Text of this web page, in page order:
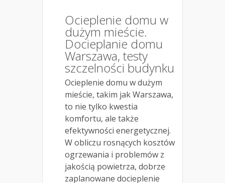
Ocieplenie domu w
dużym mieście.
Docieplanie domu
Warszawa, testy
szczelności budynku
Ocieplenie domu w dużym
mieście, takim jak Warszawa,
to nie tylko kwestia
komfortu, ale także
efektywności energetycznej.
W obliczu rosnących kosztów
ogrzewania i problemów z
jakością powietrza, dobrze
zaplanowane docieplenie